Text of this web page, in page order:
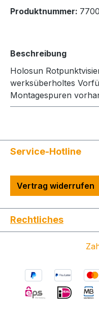
Produktnummer:
Beschreibung
Holosun
werksüberholtes
Montagespuren
Service-Hotline
Vertrag widerrufen
Rechtliches